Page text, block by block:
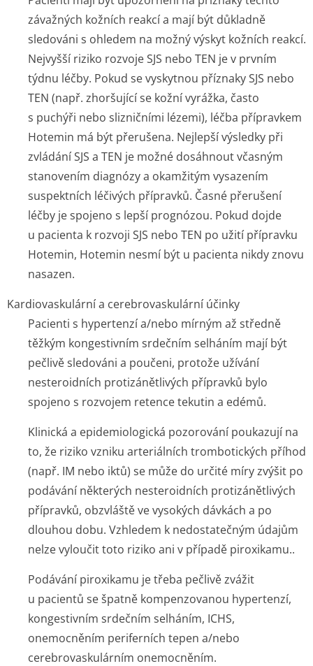
závažných kožních reakcí a mají být důkladně
sledováni s ohledem na možný výskyt kožních reakcí.
Nejvyšší riziko rozvoje SJS nebo TEN je v prvním
týdnu léčby. Pokud se vyskytnou příznaky SJS nebo
TEN (např. zhoršující se kožní vyrážka, často
s puchýři nebo slizničními lézemi), léčba přípravkem
Hotemin má být přerušena. Nejlepší výsledky při
zvládání SJS a TEN je možné dosáhnout včasným
stanovením diagnózy a okamžitým vysazením
suspektních léčivých přípravků. Časné přerušení
léčby je spojeno s lepší prognózou. Pokud dojde
u pacienta k rozvoji SJS nebo TEN po užití přípravku
Hotemin, Hotemin nesmí být u pacienta nikdy znovu
nasazen.
Kardiovaskulární a cerebrovaskulární účinky
Pacienti s hypertenzí a/nebo mírným až středně
těžkým kongestivním srdečním selháním mají být
pečlivě sledováni a poučeni, protože užívání
nesteroidních protizánětlivých přípravků bylo
spojeno s rozvojem retence tekutin a edémů.
Klinická a epidemiologická pozorování poukazují na
to, že riziko vzniku arteriálních trombotických příhod
(např. IM nebo iktů) se může do určité míry zvýšit po
podávání některých nesteroidních protizánětlivých
přípravků, obzvláště ve vysokých dávkách a po
dlouhou dobu. Vzhledem k nedostatečným údajům
nelze vyloučit toto riziko ani v případě piroxikamu..
Podávání piroxikamu je třeba pečlivě zvážit
u pacientů se špatně kompenzovanou hypertenzí,
kongestivním srdečním selháním, ICHS,
onemocněním periferních tepen a/nebo
cerebrovaskulárním onemocněním.